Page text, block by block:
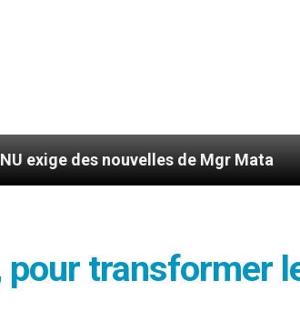
nouvelles de Mgr Mata Sept
transformer